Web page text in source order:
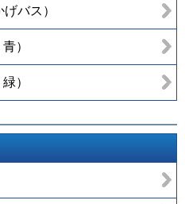
バス）
）
）